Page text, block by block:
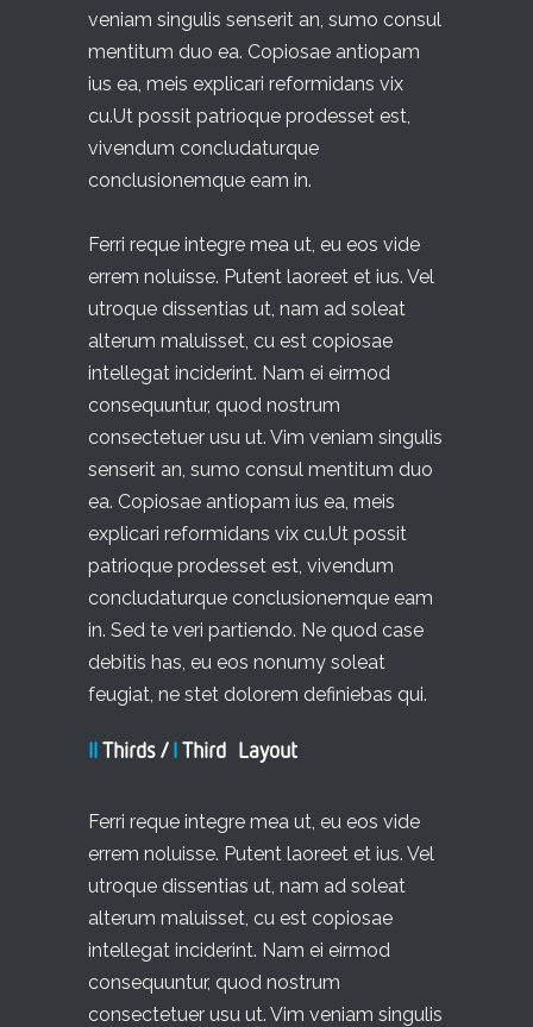
veniam singulis senserit an, sumo consul
mentitum duo ea. Copiosae antiopam
ius ea, meis explicari reformidans vix
cu.Ut possit patrioque prodesset est,
vivendum concludaturque
conclusionemque eam in.
Ferri reque integre mea ut, eu eos vide
errem noluisse. Putent laoreet et ius. Vel
utroque dissentias ut, nam ad soleat
alterum maluisset, cu est copiosae
intellegat inciderint. Nam ei eirmod
consequuntur, quod nostrum
consectetuer usu ut. Vim veniam singulis
senserit an, sumo consul mentitum duo
ea. Copiosae antiopam ius ea, meis
explicari reformidans vix cu.Ut possit
patrioque prodesset est, vivendum
concludaturque conclusionemque eam
in. Sed te veri partiendo. Ne quod case
debitis has, eu eos nonumy soleat
feugiat, ne stet dolorem definiebas qui.
II Thirds / I Third Layout
Ferri reque integre mea ut, eu eos vide
errem noluisse. Putent laoreet et ius. Vel
utroque dissentias ut, nam ad soleat
alterum maluisset, cu est copiosae
intellegat inciderint. Nam ei eirmod
consequuntur, quod nostrum
consectetuer usu ut. Vim veniam singulis